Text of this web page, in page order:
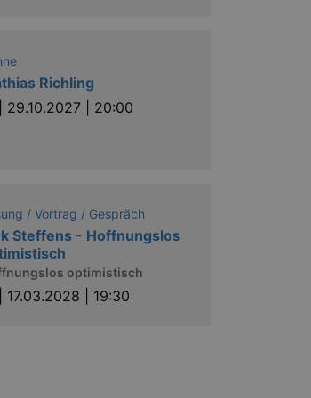
Richling
29.10.2027 | 20:00
/ Vortrag / Gespräch
Steffens - Hoffnungslos
optimistisch
17.03.2028 | 19:30
cookie
site will
can
which is a
This
request
for the
is
value for
pattern
account
which